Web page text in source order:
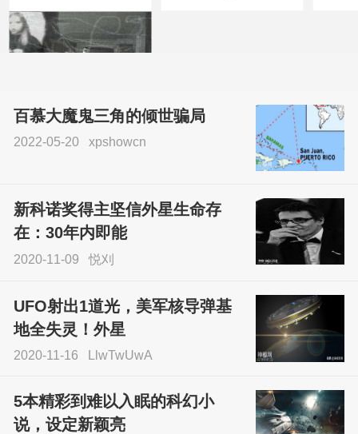
sskfn
百慕大魔鬼三角的倾世骗局
2022-05-20 xpshowcn
新科诺奖得主坚信外星生命存
在：30年内即能
2020-11-09 悦刈
UFO射出1道光，美军核导弹基
地全失灵！外星
2020-11-16 LlwTwUwA
5本精彩到难以入眠的科幻小
说，设定新颖亮